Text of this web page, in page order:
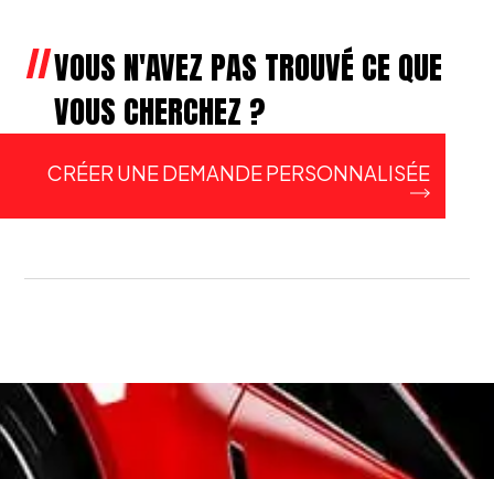
VOUS N'AVEZ PAS TROUVÉ CE QUE
VOUS CHERCHEZ ?
CRÉER UNE DEMANDE PERSONNALISÉE